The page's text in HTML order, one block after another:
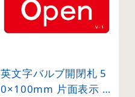
英文字バルブ開閉札 5
0×100mm 片面表示 O